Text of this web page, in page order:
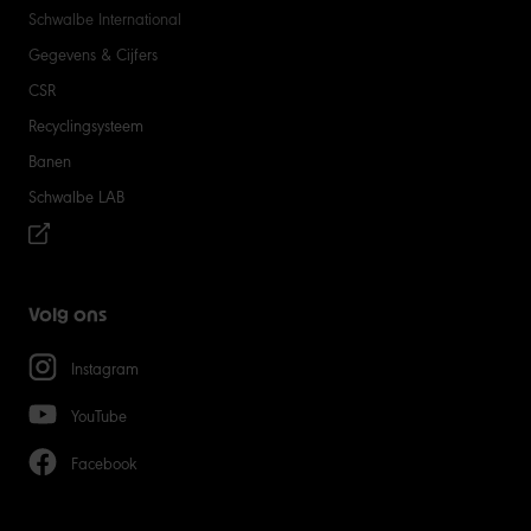
Schwalbe International
Gegevens & Cijfers
CSR
Recyclingsysteem
Banen
Schwalbe LAB
Volg ons
Instagram
YouTube
Facebook